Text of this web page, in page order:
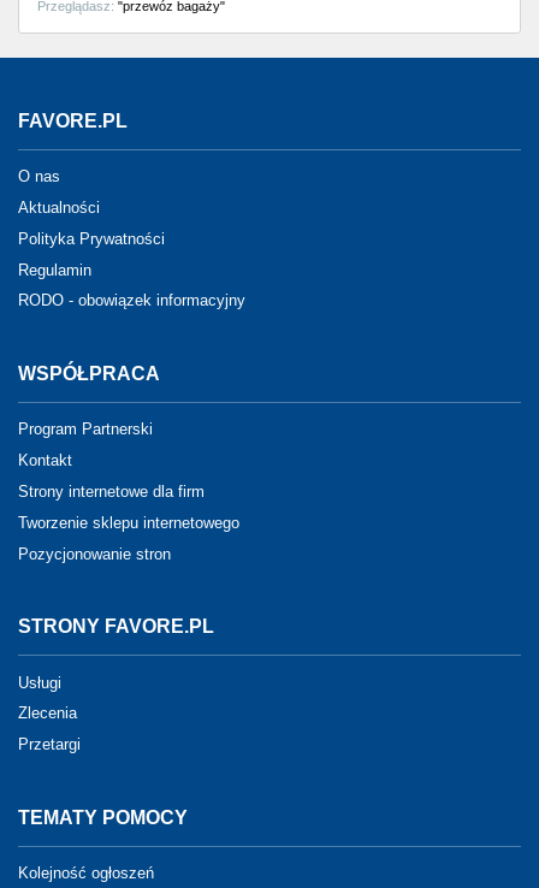
Przeglądasz: "przewóz bagaży"
FAVORE.PL
O nas
Aktualności
Polityka Prywatności
Regulamin
RODO - obowiązek informacyjny
WSPÓŁPRACA
Program Partnerski
Kontakt
Strony internetowe dla firm
Tworzenie sklepu internetowego
Pozycjonowanie stron
STRONY FAVORE.PL
Usługi
Zlecenia
Przetargi
TEMATY POMOCY
Kolejność ogłoszeń